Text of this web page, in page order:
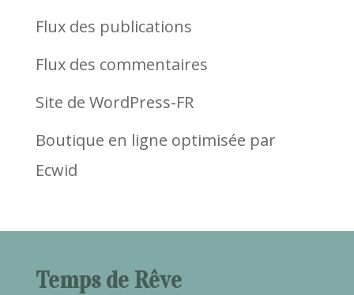
Flux des publications
Flux des commentaires
Site de WordPress-FR
Boutique en ligne optimisée par
Ecwid
Temps de Rêve